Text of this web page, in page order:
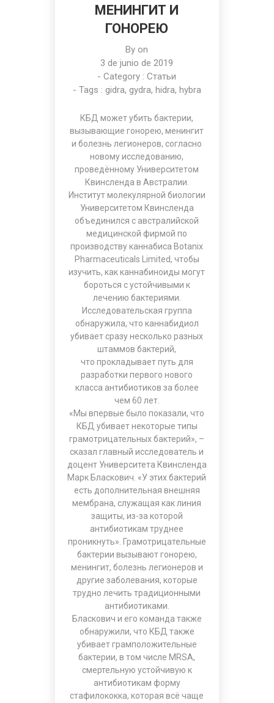
МЕНИНГИТ И
ГОНОРЕЮ
By on
3 de junio de 2019
- Category :Статьи
- Tags : gidra, gydra, hidra, hybra
КБД может убить бактерии,
вызывающие гонорею, менингит
и болезнь легионеров, согласно
новому исследованию,
проведённому Университетом
Квинсленда в Австралии.
Институт молекулярной биологии
Университетом Квинсленда
объединился с австралийской
медицинской фирмой по
производству каннабиса Botanix
Pharmaceuticals Limited, чтобы
изучить, как каннабиноиды могут
бороться с устойчивыми к
лечению бактериями.
Исследовательская группа
обнаружила, что каннабидиол
убивает сразу несколько разных
штаммов бактерий,
что прокладывает путь для
разработки первого нового
класса антибиотиков за более
чем 60 лет.
«Мы впервые было показали, что
КБД убивает некоторые типы
грамотрицательных бактерий», –
сказал главный исследователь и
доцент Университета Квинсленда
Марк Бласкович. «У этих бактерий
есть дополнительная внешняя
мембрана, служащая как линия
защиты, из-за которой
антибиотикам труднее
проникнуть». Грамотрицательные
бактерии вызывают гонорею,
менингит, болезнь легионеров и
другие заболевания, которые
трудно лечить традиционными
антибиотиками.
Бласкович и его команда также
обнаружили, что КБД также
убивает грамположительные
бактерии, в том числе MRSA,
смертельную устойчивую к
антибиотикам форму
стафилококка, которая всё чаще